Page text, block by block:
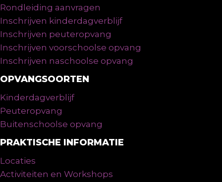
Rondleiding aanvragen
Inschrijven kinderdagverblijf
Inschrijven peuteropvang
Inschrijven voorschoolse opvang
Inschrijven naschoolse opvang
OPVANGSOORTEN
Kinderdagverblijf
Peuteropvang
Buitenschoolse opvang
PRAKTISCHE INFORMATIE
Locaties
Activiteiten en Workshops